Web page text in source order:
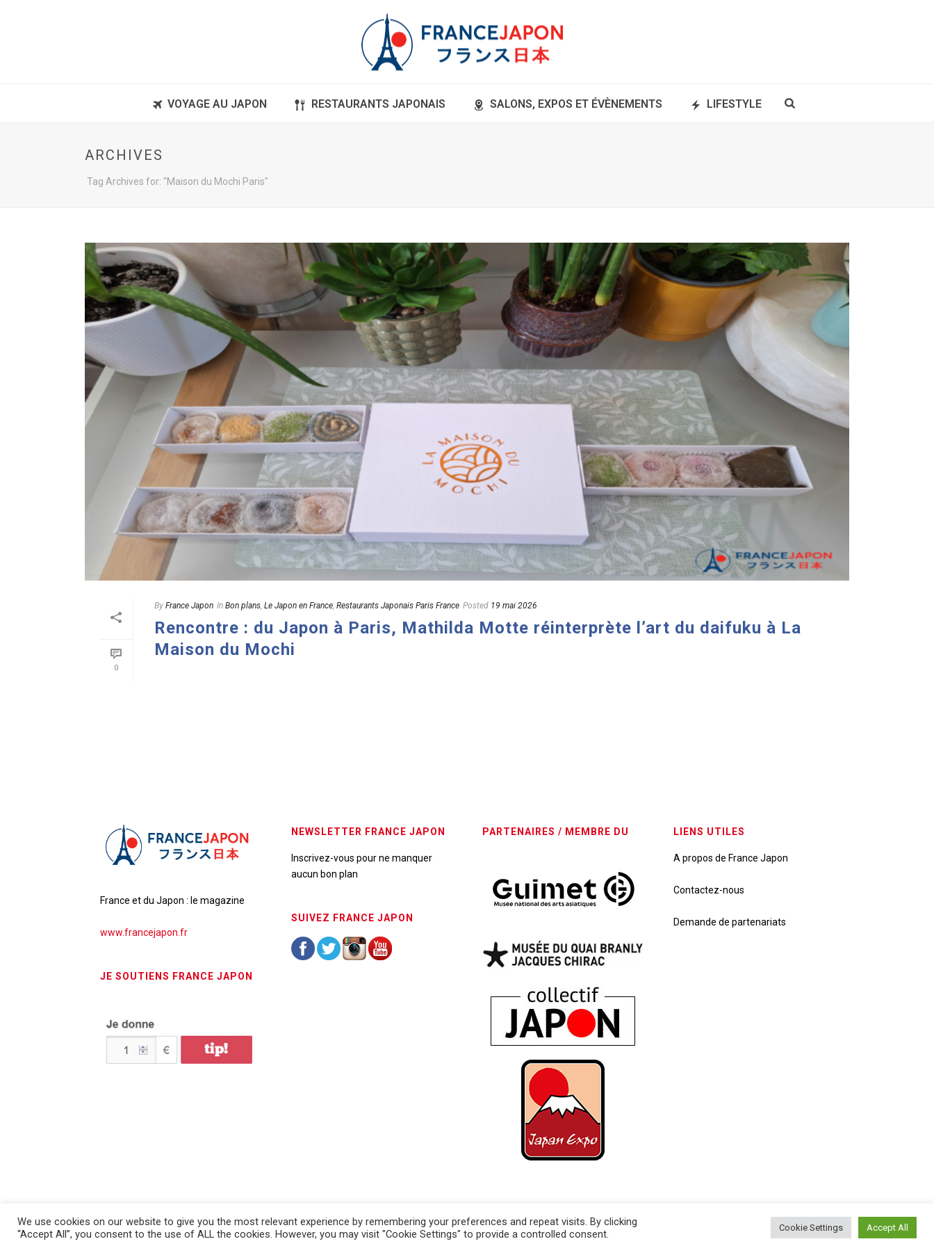
VOYAGE AU JAPON RESTAURANTS JAPONAIS SALONS, EXPOS ET ÉVÈNEMENTS LIFESTYLE
ARCHIVES
Tag Archives for: "Maison du Mochi Paris"
0
By France Japon In Bon plans, Le Japon en France, Restaurants Japonais Paris France Posted 19 mai 2026
Rencontre : du Japon à Paris, Mathilda Motte réinterprète l’art du daifuku à La
Maison du Mochi
France et du Japon : le magazine
www.francejapon.fr
JE SOUTIENS FRANCE JAPON
NEWSLETTER FRANCE JAPON
Inscrivez-vous pour ne manquer
aucun bon plan
SUIVEZ FRANCE JAPON
PARTENAIRES / MEMBRE DU LIENS UTILES
A propos de France Japon
Contactez-nous
Demande de partenariats
France Japon © 2026 - Tous droits réservés - Mentions légales
We use cookies on our website to give you the most relevant experience by remembering your preferences and repeat visits. By clicking
“Accept All”, you consent to the use of ALL the cookies. However, you may visit "Cookie Settings" to provide a controlled consent.
Cookie Settings Accept All